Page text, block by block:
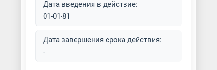
Дата введения в действие:
01-01-81
Дата завершения срока действия:
-